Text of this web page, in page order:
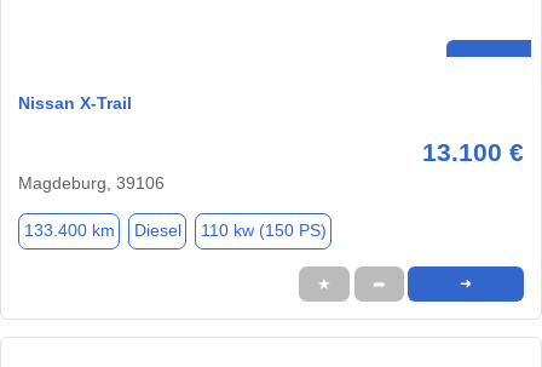
Nissan X-Trail
13.100 €
Magdeburg, 39106
133.400 km Diesel 110 kw (150 PS)
★ ➦ ➜